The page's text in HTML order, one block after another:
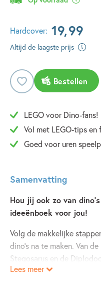
Hardcover: 19,99
Altijd de laagste prijs
Bestellen
LEGO voor Dino-fans!
Vol met LEGO-tips en
Goed voor uren
Samenvatting
Hou jij ook zo van
ideeënboek voor jou!
Volg de makkelijke
dino’s na te maken. Van
Stegosarus en de
Archaeopteryx en
Lees meer